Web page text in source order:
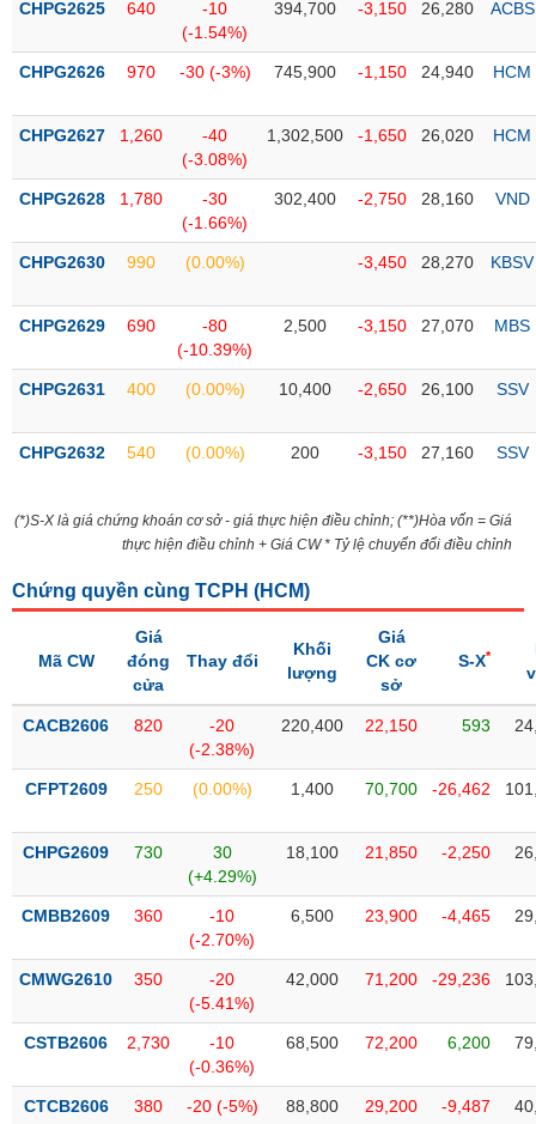
Tâm
thị
trường
CHPG2625 640
-10
(-1.54%)
394,700 -3,150 26,280 ACBS
CHPG2626 970 -30 (-3%) 745,900 -1,150 24,940 HCM
CHPG2627 1,260
-40
(-3.08%)
1,302,500 -1,650 26,020 HCM
CHPG2628 1,780
-30
(-1.66%)
302,400 -2,750 28,160 VND
CHPG2630 990 (0.00%) -3,450 28,270 KBSV
CHPG2629 690
-80
(-10.39%)
2,500 -3,150 27,070 MBS
CHPG2631 400 (0.00%) 10,400 -2,650 26,100 SSV
CHPG2632 540 (0.00%) 200 -3,150 27,160 SSV
(*)S-X là giá chứng khoán cơ sở - giá thực hiện điều chỉnh; (**)Hòa vốn = Giá
thực hiện điều chỉnh + Giá CW * Tỷ lệ chuyển đổi điều chỉnh
Chứng quyền cùng TCPH (HCM)
Mã CW
Giá
đóng
cửa
Thay đổi
Khối
lượng
Giá
CK cơ
sở
S-X*
CACB2606 820
-20
(-2.38%)
220,400 22,150 593
CFPT2609 250 (0.00%) 1,400 70,700 -26,462
CHPG2609 730
30
(+4.29%)
18,100 21,850 -2,250
CMBB2609 360
-10
(-2.70%)
6,500 23,900 -4,465
CMWG2610 350
-20
(-5.41%)
42,000 71,200 -29,236
CSTB2606 2,730
-10
(-0.36%)
68,500 72,200 6,200
CTCB2606 380 -20 (-5%) 88,800 29,200 -9,487
THIẾT
YẾU
TIÊU
THIẾT
YẾU
CHĂM
KHỎE
CÔNG
THÔNG
DỊCH
TRUYỀN